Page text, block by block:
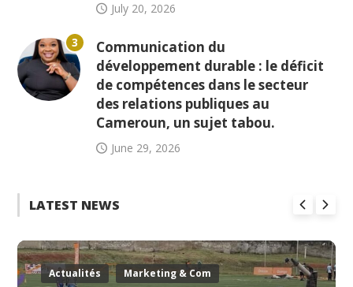
July 20, 2026
3
Communication du
développement durable : le déficit
de compétences dans le secteur
des relations publiques au
Cameroun, un sujet tabou.
June 29, 2026
LATEST NEWS
Actualités Marketing & Com